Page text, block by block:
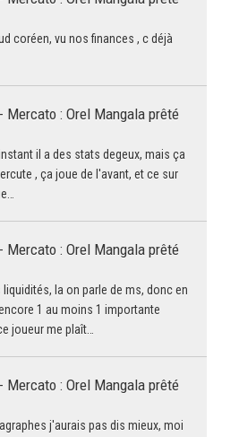
coréen, vu nos finances , c déjà
Mercato : Orel Mangala prêté
il a des stats degeux, mais ça
, ça joue de l'avant, et ce sur
Mercato : Orel Mangala prêté
la on parle de ms, donc en
1 au moins 1 importante
joueur me plaît…
Mercato : Orel Mangala prêté
j'aurais pas dis mieux, moi